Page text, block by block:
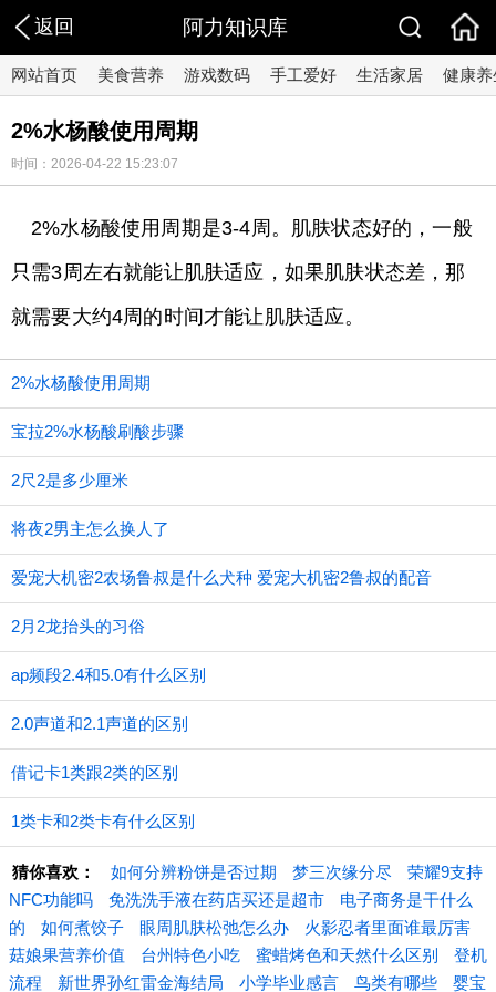
返回 阿力知识库
网站首页 美食营养 游戏数码 手工爱好 生活家居 健康养
2%水杨酸使用周期
时间：2026-04-22 15:23:07
2%水杨酸使用周期是3-4周。肌肤状态好的，一般
只需3周左右就能让肌肤适应，如果肌肤状态差，那
就需要大约4周的时间才能让肌肤适应。
2%水杨酸使用周期
宝拉2%水杨酸刷酸步骤
2尺2是多少厘米
将夜2男主怎么换人了
爱宠大机密2农场鲁叔是什么犬种 爱宠大机密2鲁叔的配音
2月2龙抬头的习俗
ap频段2.4和5.0有什么区别
2.0声道和2.1声道的区别
借记卡1类跟2类的区别
1类卡和2类卡有什么区别
猜你喜欢： 如何分辨粉饼是否过期 梦三次缘分尽
荣耀9支持
NFC功能吗
免洗洗手液在药店买还是超市
电子商务是干什么
的
如何煮饺子 眼周肌肤松弛怎么办
火影忍者里面谁最厉害
菇娘果营养价值
台州特色小吃 蜜蜡烤色和天然什么区别
登机
流程
新世界孙红雷金海结局 小学毕业感言 鸟类有哪些 婴宝